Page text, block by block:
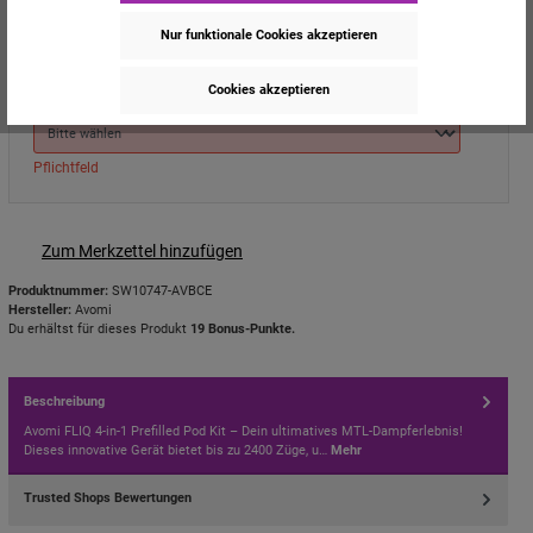
Pflichtfeld
Zum Merkzettel hinzufügen
Produktnummer: SW10747-AVBCE
Hersteller: Avomi
Du erhältst für dieses Produkt 19 Bonus-Punkte.
Beschreibung
Avomi FLIQ 4-in-1 Prefilled Pod Kit – Dein ultimatives MTL-Dampferlebnis!
Dieses innovative Gerät bietet bis zu 2400 Züge, u… Mehr
Trusted Shops Bewertungen
Nur funktionale Cookies akzeptieren
Cookies akzeptieren